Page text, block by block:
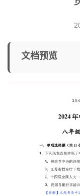
文档预览